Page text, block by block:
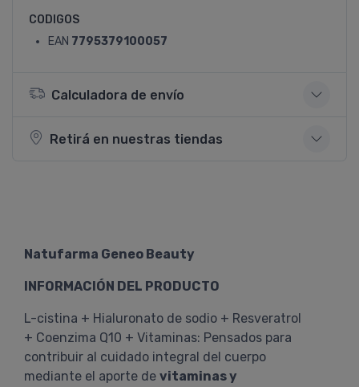
CODIGOS
EAN 7795379100057
Calculadora de envío
Retirá en nuestras tiendas
Natufarma Geneo Beauty
INFORMACIÓN DEL PRODUCTO
L-cistina + Hialuronato de sodio + Resveratrol
+ Coenzima Q10 + Vitaminas: Pensados para
contribuir al cuidado integral del cuerpo
mediante el aporte de vitaminas y